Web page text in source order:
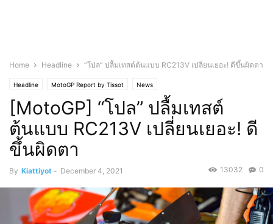
Home Headline “โปล” ปลื้มเทสต์ต้นแบบ RC213V เปลี่ยนเยอะ! ดีขึ้นผิดตา
Headline MotoGP Report by Tissot News
[MotoGP] “โปล” ปลื้มเทสต์
ต้นแบบ RC213V เปลี่ยนเยอะ! ดี
ขึ้นผิดตา
By Kiattiyot - December 4, 2021 0
13032